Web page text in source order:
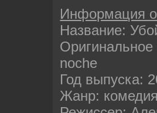
Информация
Название:
noche
Год выпуска:
Жанр: